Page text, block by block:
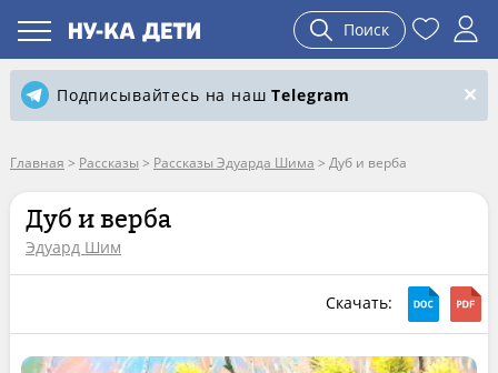
Поиск
Подписывайтесь на нашTelegram
Главная > Рассказы > Рассказы Эдуарда Шима > Дуб и верба
Дуб и верба
Эдуард Шим
Скачать: